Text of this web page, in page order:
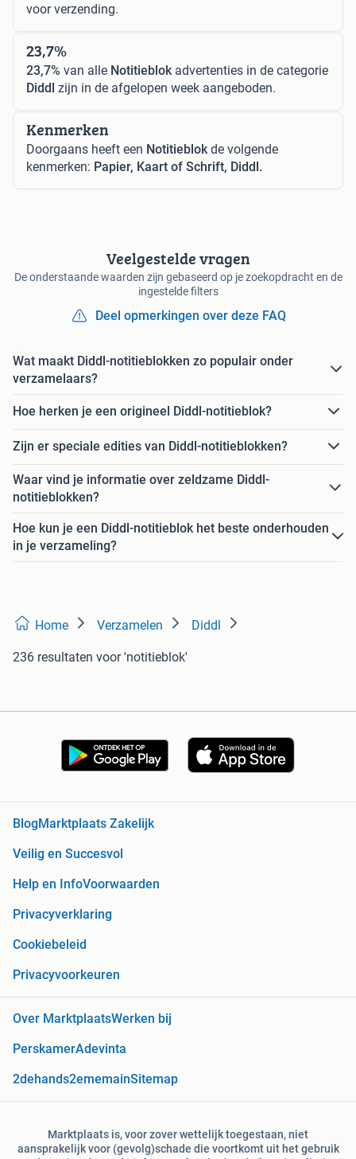
voor verzending.
23,7%
23,7% van alle Notitieblok advertenties in de categorie
Diddl zijn in de afgelopen week aangeboden.
Kenmerken
Doorgaans heeft een Notitieblok de volgende
kenmerken: Papier, Kaart of Schrift, Diddl.
Veelgestelde vragen
De onderstaande waarden zijn gebaseerd op je zoekopdracht en de
ingestelde filters
Deel opmerkingen over deze FAQ
Wat maakt Diddl-notitieblokken zo populair onder
verzamelaars?
Hoe herken je een origineel Diddl-notitieblok?
Zijn er speciale edities van Diddl-notitieblokken?
Waar vind je informatie over zeldzame Diddl-
notitieblokken?
Hoe kun je een Diddl-notitieblok het beste onderhouden
in je verzameling?
Home Verzamelen Diddl
236 resultaten voor 'notitieblok'
BlogMarktplaats Zakelijk
Veilig en Succesvol
Help en InfoVoorwaarden
Privacyverklaring
Cookiebeleid
Privacyvoorkeuren
Over MarktplaatsWerken bij
PerskamerAdevinta
2dehands2ememainSitemap
Marktplaats is, voor zover wettelijk toegestaan, niet
aansprakelijk voor (gevolg)schade die voortkomt uit het gebruik